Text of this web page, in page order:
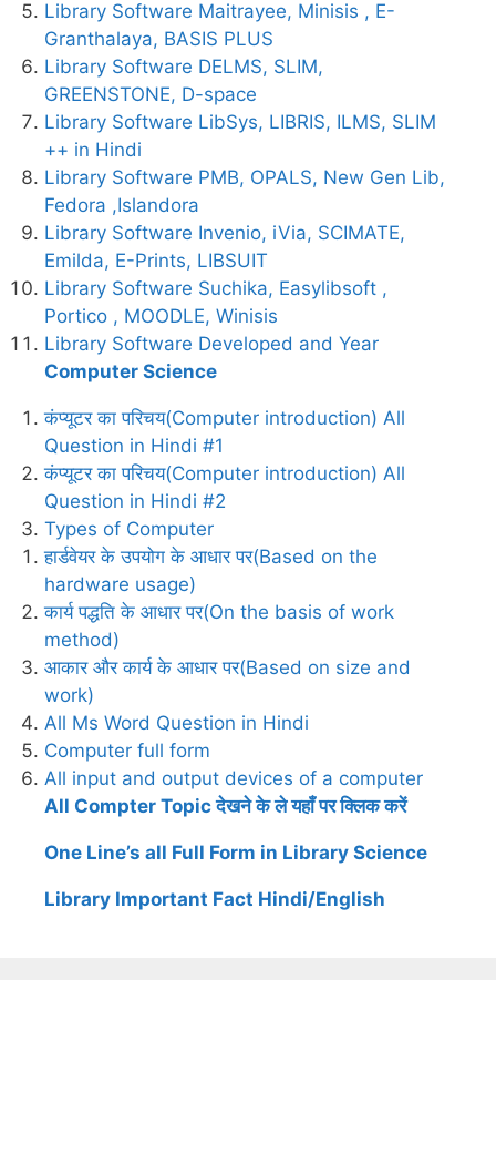
Library Software Maitrayee, Minisis , E-
Granthalaya, BASIS PLUS
Library Software DELMS, SLIM,
GREENSTONE, D-space
Library Software LibSys, LIBRIS, ILMS, SLIM
++ in Hindi
Library Software PMB, OPALS, New Gen Lib,
Fedora ,Islandora
Library Software Invenio, iVia, SCIMATE,
Emilda, E-Prints, LIBSUIT
Library Software Suchika, Easylibsoft ,
Portico , MOODLE, Winisis
Library Software Developed and Year
Computer Science
कंप्यूटर का परिचय(Computer introduction) All
Question in Hindi #1
कंप्यूटर का परिचय(Computer introduction) All
Question in Hindi #2
Types of Computer
हार्डवेयर के उपयोग के आधार पर(Based on the
hardware usage)
कार्य पद्धति के आधार पर(On the basis of work
method)
आकार और कार्य के आधार पर(Based on size and
work)
All Ms Word Question in Hindi
Computer full form
All input and output devices of a computer
All Compter Topic देखने के ले यहाँ पर क्लिक करें
One Line’s all Full Form in Library Science
Library Important Fact Hindi/English